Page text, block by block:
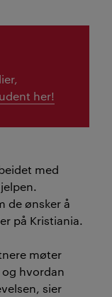
her!
med
de ønsker å
på Kristiania.
møter
hvordan
sier